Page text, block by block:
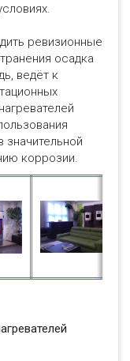
ревизионные
осадка
ведёт к
значительной
коррозии.